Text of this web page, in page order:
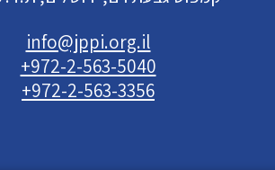
info@jppi.org.il
+972-2-563-5040
+972-2-563-3356